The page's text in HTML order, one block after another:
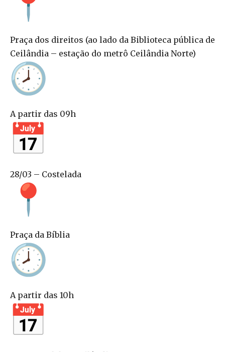
Praça dos direitos (ao lado da Biblioteca pública de
Ceilândia – estação do metrô Ceilândia Norte)
A partir das 09h
28/03 – Costelada
Praça da Bíblia
A partir das 10h